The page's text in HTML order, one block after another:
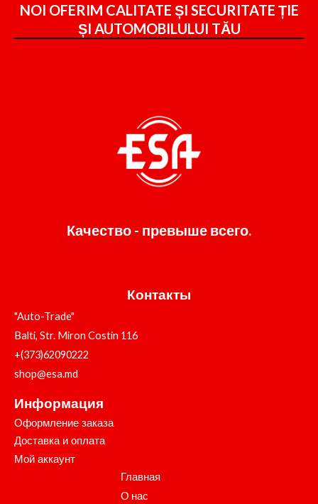
NOI OFERIM CALITATE ȘI SECURITATE ȚIE
ȘI AUTOMOBILULUI TĂU
Качество - превыше всего.
Контакты
"Auto-Trade"
Balti, Str. Miron Costin 116
+(373)62090222
shop@esa.md
Информация
Оформление заказа
Доставка и оплата
Мой аккаунт
Главная
О нас